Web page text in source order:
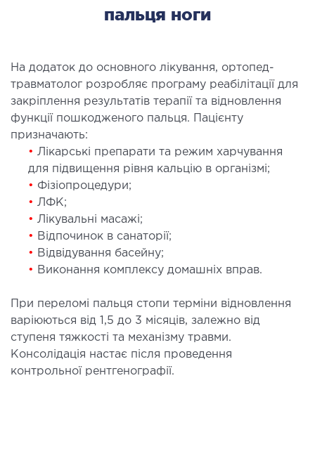
пальця ноги
На додаток до основного лікування, ортопед-
травматолог розробляє програму реабілітації для
закріплення результатів терапії та відновлення
функції пошкодженого пальця. Пацієнту
призначають:
• Лікарські препарати та режим харчування
для підвищення рівня кальцію в організмі;
• Фізіопроцедури;
• ЛФК;
• Лікувальні масажі;
• Відпочинок в санаторії;
• Відвідування басейну;
• Виконання комплексу домашніх вправ.
При переломі пальця стопи терміни відновлення
варіюються від 1,5 до 3 місяців, залежно від
ступеня тяжкості та механізму травми.
Консолідація настає після проведення
контрольної рентгенографії.